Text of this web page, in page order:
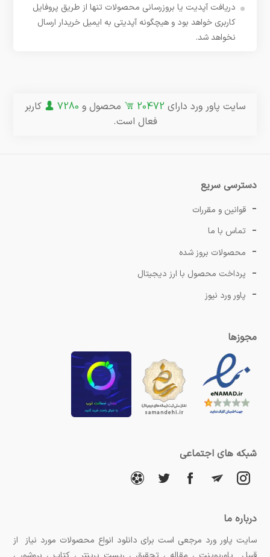
دریافت آپدیت یا بروزرسانی محصولات تنها از طریق پروفایل
کاربری خواهد بود و هیچگونه آپدیتی به ایمیل خریدار ارسال
نخواهد شد.
سایت پاور ورد دارای 20472 محصول و 7280
کاربر
فعال است.
دسترسی سریع
قوانین و مقررات
تماس با ما
محصولات بروز شده
پرداخت محصول با ارز دیجیتال
پاور ورد نیوز
مجوزها
شبکه های اجتماعی
درباره ما
سایت پاور ورد مرجعی است برای دانلود انواع محصولات مورد نیاز از